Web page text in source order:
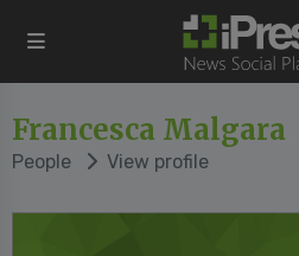
Francesca Malgara
People View profile